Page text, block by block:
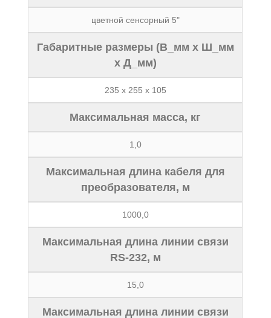
цветной сенсорный 5"
Габаритные размеры (В_мм x Ш_мм
x Д_мм)
235 x 255 x 105
Максимальная масса, кг
1,0
Максимальная длина кабеля для
преобразователя, м
1000,0
Максимальная длина линии связи
RS-232, м
15,0
Максимальная длина линии связи